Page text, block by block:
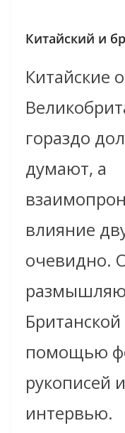
Китайский и
Китайские
гораздо
думают, а
влияние
очевидно.
помощью
рукописей
интервью.